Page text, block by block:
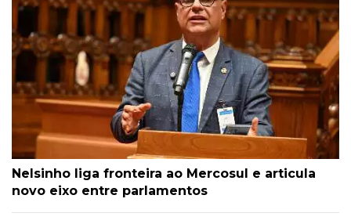
Nelsinho liga fronteira ao Mercosul e articula
novo eixo entre parlamentos